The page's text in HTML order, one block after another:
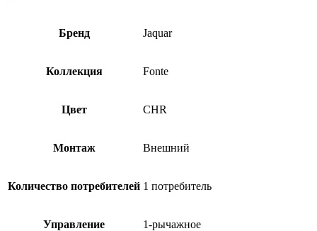
Бренд Jaquar
Коллекция Fonte
Цвет CHR
Монтаж Внешний
Количество потребителей 1 потребитель
Управление 1-рычажное